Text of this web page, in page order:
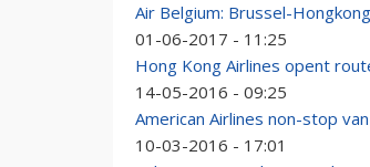
Air Belgium: Brussel-
01-06-2017 - 11:25
Hong Kong Airlines opent
14-05-2016 - 09:25
American Airlines non-stop
10-03-2016 - 17:01